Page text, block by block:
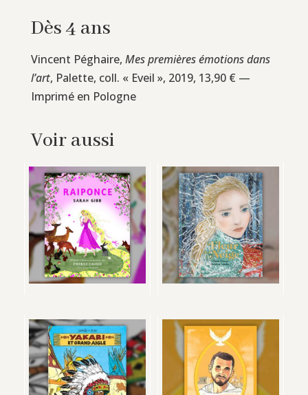
Dès 4 ans
Vincent Péghaire, Mes premières émotions dans
l’art, Palette, coll. « Eveil », 2019, 13,90 € —
Imprimé en Pologne
Voir aussi